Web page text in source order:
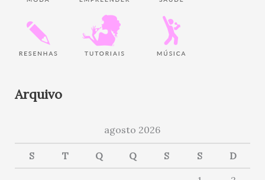
Arquivo
agosto 2026
S T Q Q S S D